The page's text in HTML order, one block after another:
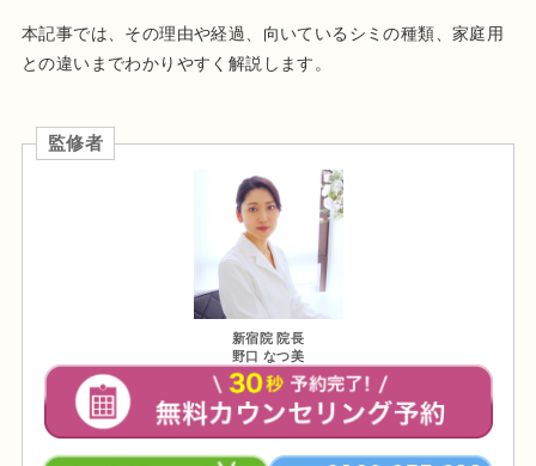
本記事では、その理由や経過、向いているシミの種類、家庭用
との違いまでわかりやすく解説します。
監修者
新宿院 院長
野口 なつ美